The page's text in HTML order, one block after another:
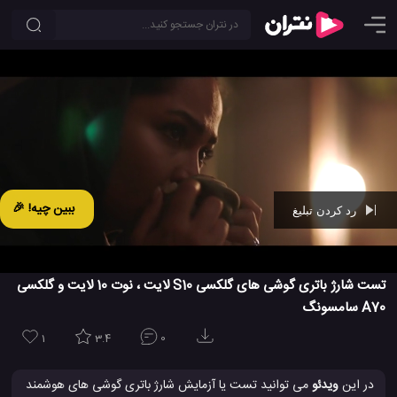
ببین چیه! 🎉 رد کردن تبلیغ
تست شارژ باتری گوشی های گلکسی S10 لایت ، نوت 10 لایت و گلکسی
A70 سامسونگ
1 3.4 0
در اینویدئومی توانید تست یا آزمایش شارژ باتری گوشی های هوشمند